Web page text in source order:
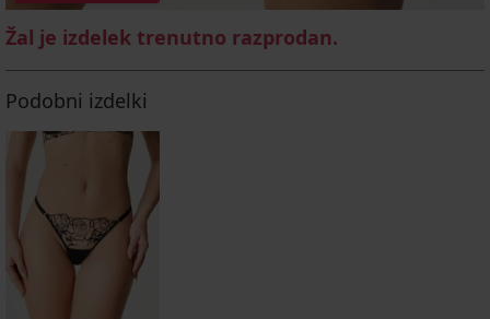
Žal je izdelek trenutno razprodan.
Podobni izdelki